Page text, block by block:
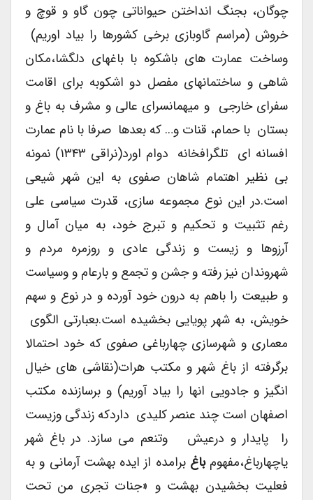
چوگان، بجنگ انداختن حیواناتی چون گاو و قوچ و
خروش (مراسم گاوبازی برخی کشورها را بیاد اوریم)
وساخت عمارت های باشکوه با باغهای دلگشا،مکان
شاهی و ساختمانهای مفصل دو اشکوبه برای اقامت
سفرای خارجی و میهمانسرای عالی و مشرف به باغ و
بستان با حمام، قنات و… که بعدها صرفا با نام عمارت
افسانه ای تلگرافخانه دوام اورد(نراقی ۱۳۴۳) نمونه
بی نظیر اهتمام شاهان صفوی به این شهر شیعی
است.در این نوع مجموعه سازی، قدرت سیاسی علی
رغم تثبیت و تحکیم و تبرج خود، به میان آمال و
آرزوها و زیست و زندگی عادی و روزمره مردم و
شهروندان نیز رفته و جشن و تجمع و بارعام و وسیاست
و طبیعت را باهم به درون خود آورده و در نوع و سهم
خویش، به شهر پویایی بخشیده است.بعبارتی الگوی
معماری و شهرسازی چهارباغی صفوی که خود احتمالا
برگرفته از باغ شهر و مکتب هرات(نقاشی های خیال
انگیز و جادویی انها را بیاد آوریم) و برسازنده مکتب
اصفهان است چند عنصر کلیدی داردکه زندگی وزیست
را پایدار و درعیش وتنعم می سازد. در باغ شهر
یاچهارباغ،مفهومباغبرامده از ایده بهشت آرمانی و به
فعلیت بخشیدن بهشت و «جنات تجری من تحت